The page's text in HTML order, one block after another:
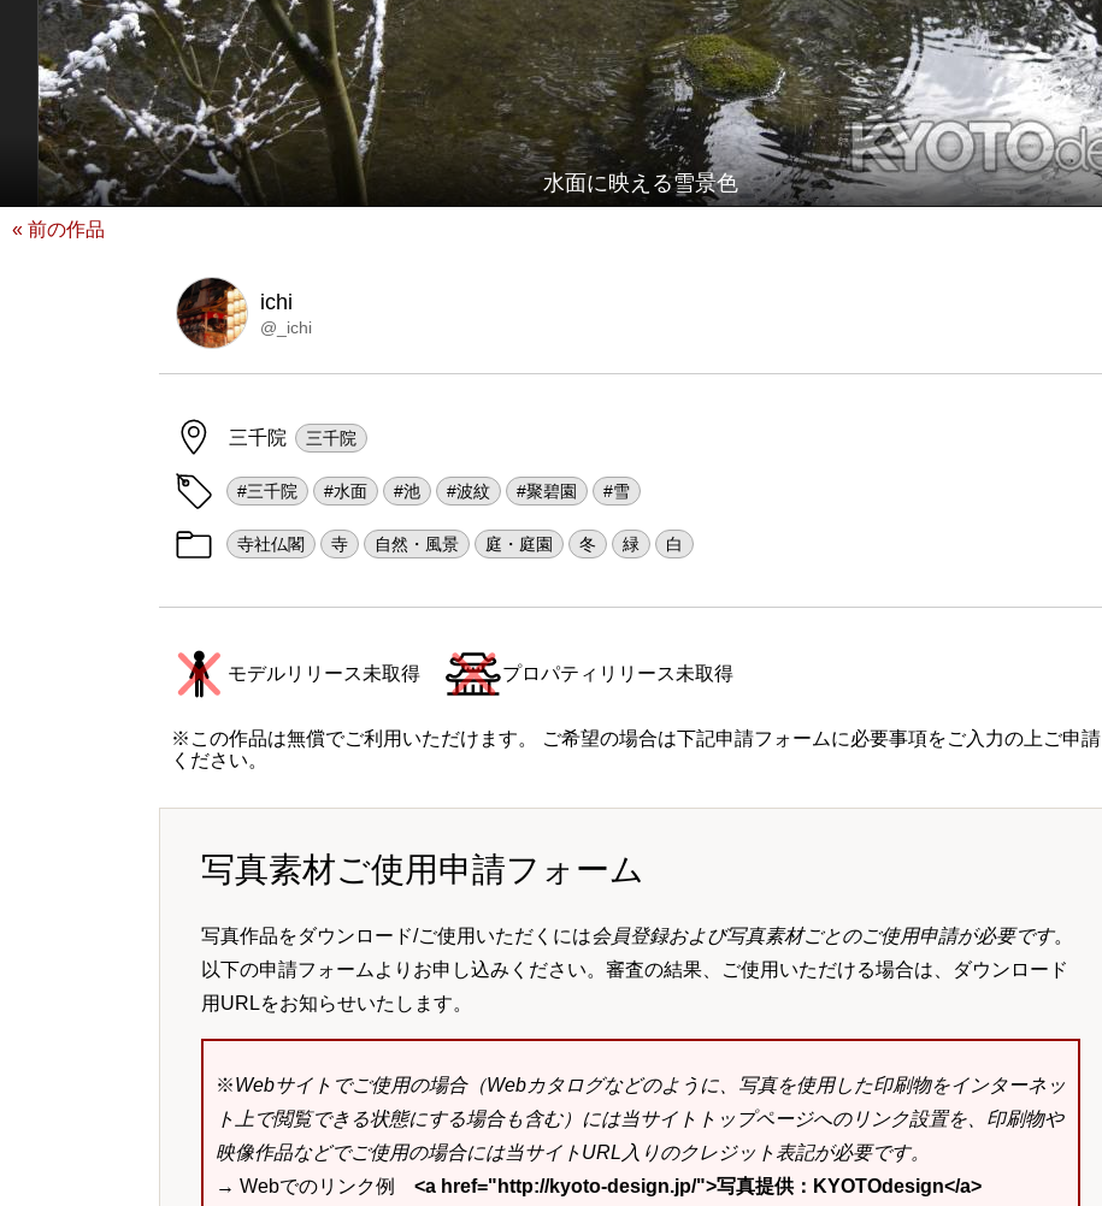
水面に映える雪景色
« 前の作品
ichi
@_ichi
三千院 三千院
#三千院 #水面 #池 #波紋 #聚碧園 #雪
寺社仏閣 寺 自然・風景 庭・庭園 冬 緑 白
モデルリリース未取得 プロパティリリース未取得
※この作品は無償でご利用いただけます。 ご希望の場合は下記申請フォームに必要事項をご入力の上ご申請
ください。
写真素材ご使用申請フォーム
写真作品をダウンロード/ご使用いただくには会員登録および写真素材ごとのご使用申請が必要です。
以下の申請フォームよりお申し込みください。審査の結果、ご使用いただける場合は、ダウンロード
用URLをお知らせいたします。
※Webサイトでご使用の場合（Webカタログなどのように、写真を使用した印刷物をインターネッ
ト上で閲覧できる状態にする場合も含む）には当サイトトップページへのリンク設置を、印刷物や
映像作品などでご使用の場合には当サイトURL入りのクレジット表記が必要です。
→ Webでのリンク例 <a href="http://kyoto-design.jp/">写真提供：KYOTOdesign</a>